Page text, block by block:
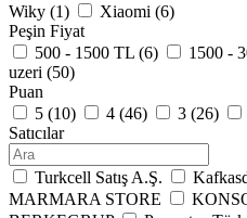
Wiky (1) Xiaomi (6)
Peşin Fiyat
500 - 1500 TL (6) 1500 -
uzeri (50)
Puan
5 (10) 4 (46) 3 (26)
Satıcılar
Turkcell Satış A.Ş.
MARMARA STORE